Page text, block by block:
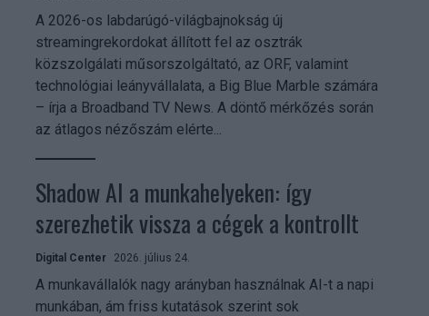
A 2026-os labdarúgó-világbajnokság új
streamingrekordokat állított fel az osztrák
közszolgálati műsorszolgáltató, az ORF, valamint
technológiai leányvállalata, a Big Blue Marble számára
– írja a Broadband TV News. A döntő mérkőzés során
az átlagos nézőszám elérte...
Shadow AI a munkahelyeken: így
szerezhetik vissza a cégek a kontrollt
Digital Center 2026. július 24.
A munkavállalók nagy arányban használnak AI-t a napi
munkában, ám friss kutatások szerint sok